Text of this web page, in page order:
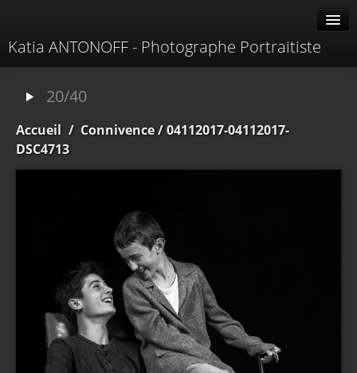
Katia ANTONOFF - Photographe Portraitiste
À propos
Contacter
20/40
Accueil / Connivence/ 04112017-04112017-
DSC4713